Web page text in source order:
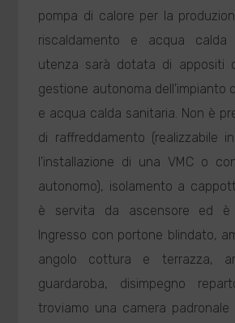
pompa di calore per la
riscaldamento e acqua calda
utenza sarà dotata di appositi
gestione autonoma dell'impianto
e acqua calda sanitaria. Non è
di raffreddamento (realizzabile
l'installazione di una VMC o
autonomo), isolamento a
è servita da ascensore ed è
Ingresso con portone blindato,
angolo cottura e terrazza,
guardaroba, disimpegno
troviamo una camera